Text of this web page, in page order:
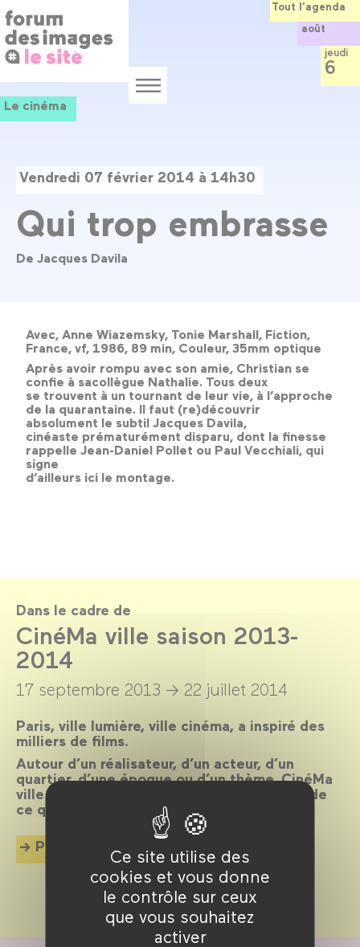
Ce site utilise des
cookies et vous donne
le contrôle sur ceux
que vous souhaitez
activer
au
contenu
principal
Menu
Le cinéma
Vendredi 07 février 2014 à 14h30
Qui trop embrasse
De Jacques Davila
Avec, Anne Wiazemsky, Tonie Marshall, Fiction,
France, vf, 1986, 89 min, Couleur, 35mm optique
Après avoir rompu avec son amie, Christian se
confie à sacollègue Nathalie. Tous deux
se trouvent à un tournant de leur vie, à l’approche
de la quarantaine. Il faut (re)découvrir
absolument le subtil Jacques Davila,
cinéaste prématurément disparu, dont la finesse
rappelle Jean-Daniel Pollet ou Paul Vecchiali, qui
signe
d’ailleurs ici le montage.
Dans le cadre de
CinéMa ville saison 2013-
2014
17 septembre 2013 → 22 juillet 2014
Paris, ville lumière, ville cinéma, a inspiré des
milliers de films.
Autour d’un réalisateur, d’un acteur, d’un
quartier, d’une époque ou d’un thème, CinéMa
ville propose chaque mois une exploration de
ce qui palpite dans la cité.
Plus d'info
Tout l’agenda
août
jeudi
6